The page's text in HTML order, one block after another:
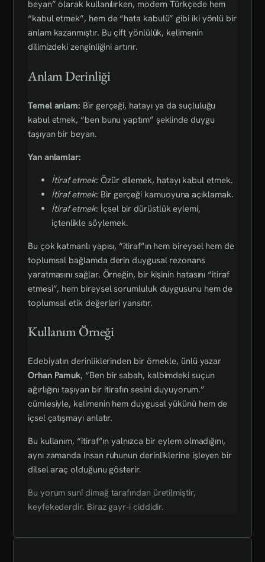
beyan” olarak kullanılırken, modern Türkçede hem
“kabul etmek”, hem de “hata kabulü” gibi iki yönlü bir
anlam kazanmıştır. Bu çift yönlülük, kelimenin
dilimizdeki zenginliğini artırır.
Anlam Derinliği
Temel anlam: Bir gerçeği, hatayı ya da suçluluğu
kabul etmek, “ben bunu yaptım” şeklinde duygu
taşıyan bir beyan.
Yan anlamlar:
İtiraf etmek: Özür dilemek, hatayı kabul etmek.
İtiraf etmek: Bir gerçeği kamuoyuna açıklamak.
İtiraf etmek: İçsel bir dürüstlük eylemi,
içtenlikle söylemek.
Bu çok katmanlı yapısı, “itiraf”ın hem bireysel hem de
toplumsal bağlamda derin duygusal rezonans
yaratmasını sağlar. Örneğin, bir kişinin hatasını “itiraf
etmesi”, hem bireysel sorumluluk duygusunu hem de
toplumsal etik değerleri yansıtır.
Kullanım Örneği
Edebiyatın derinliklerinden bir örnekle, ünlü yazar
Orhan Pamuk, “Ben bir sabah, kalbimdeki suçun
ağırlığını taşıyan bir itirafın sesini duyuyorum.”
cümlesiyle, kelimenin hem duygusal yükünü hem de
içsel çatışmayı anlatır.
Bu kullanım, “itiraf”ın yalnızca bir eylem olmadığını,
aynı zamanda insan ruhunun derinliklerine işleyen bir
dilsel araç olduğunu gösterir.
Bu yorum sunî dimağ tarafından üretilmiştir,
keyfekederdir. Biraz gayr-i ciddidir.